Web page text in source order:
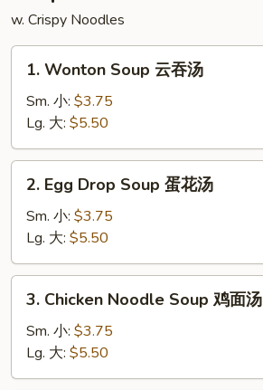
w. Crispy Noodles
Wonton
Soup
吞
汤
1. Wonton Soup 云吞汤
Sm. 小: $3.75
Lg. 大: $5.50
Egg
Drop
Soup
蛋
花
2. Egg Drop Soup 蛋花汤
Sm. 小: $3.75
Lg. 大: $5.50
Chicken
Noodle
Soup
鸡
3. Chicken Noodle Soup 鸡面汤
Sm. 小: $3.75
Lg. 大: $5.50